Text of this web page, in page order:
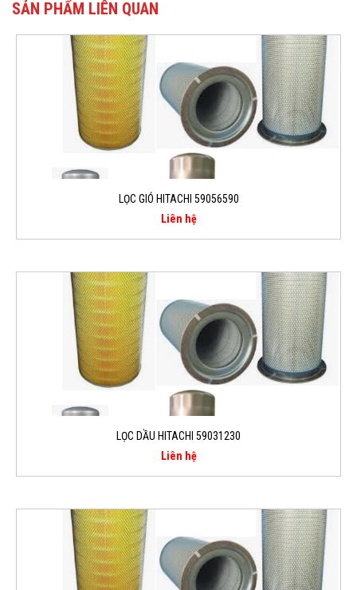
SẢN PHẨM LIÊN QUAN
LỌC GIÓ HITACHI 59056590
Liên hệ
LỌC DẦU HITACHI 59031230
Liên hệ